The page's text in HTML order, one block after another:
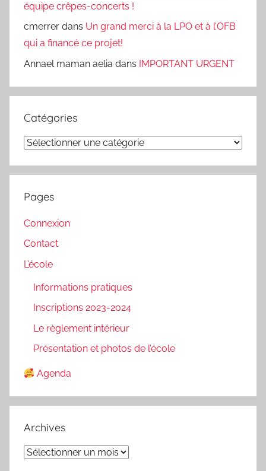
équipe crêpes-concerts !
cmerrer dans Un grand merci à la LPO et à l’OFB
qui a financé ce projet!
Annael maman aelia dans IMPORTANT URGENT
Catégories
Catégories
Pages
Connexion
Contact
L’école
Informations pratiques
Inscriptions 2023-2024
Le règlement intérieur
Présentation et photos de l’école
Agenda
Archives
Archives